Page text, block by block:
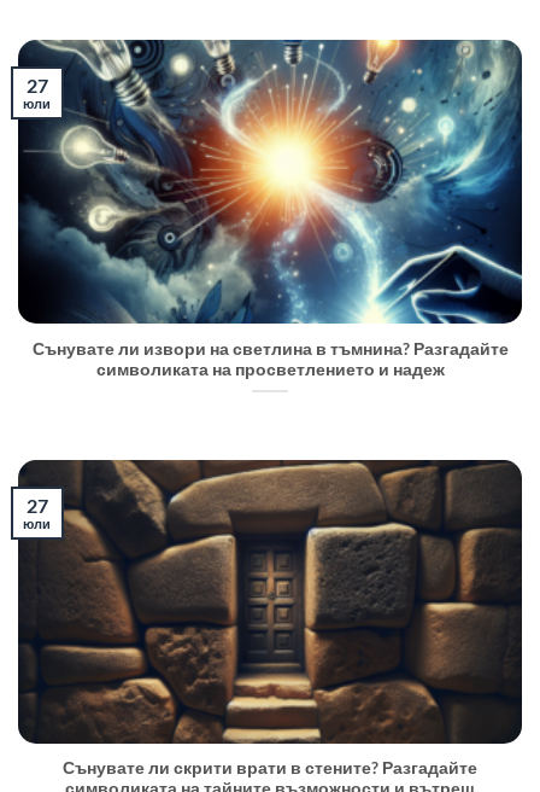
Сънувате ли извори на светлина в тъмнина? Разгадайте
символиката на просветлението и надеж
27
юли
Сънувате ли скрити врати в стените? Разгадайте
27
юли